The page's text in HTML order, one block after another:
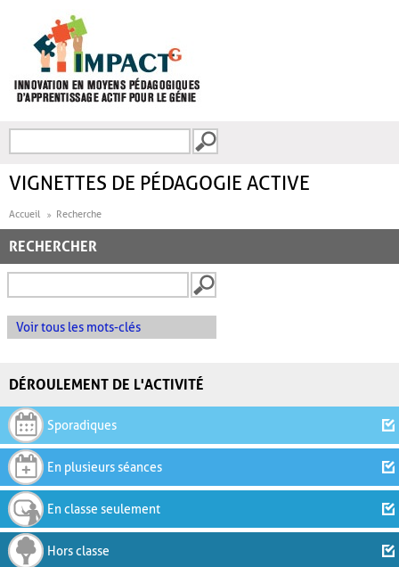
FORMULAIRE DE
VIGNETTES DE PÉDAGOGIE ACTIVE
Accueil Recherche
RECHERCHER
Voir tous les mots-clés
DÉROULEMENT DE L'ACTIVITÉ
Sporadiques
En plusieurs séances
En classe seulement
Hors classe